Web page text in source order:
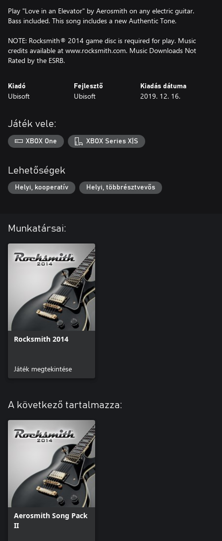
Play "Love in an Elevator" by Aerosmith on any electric guitar.
Bass included. This song includes a new Authentic Tone.
NOTE: Rocksmith® 2014 game disc is required for play. Music
credits available at www.rocksmith.com. Music Downloads Not
Rated by the ESRB.
Kiadó
Ubisoft
Fejlesztő
Ubisoft
Kiadás dátuma
2019. 12. 16.
Játék vele:
XBOX One XBOX Series X|S
Lehetőségek
Helyi, kooperatív Helyi, többrésztvevős
Munkatársai:
Rocksmith 2014
Játék megtekintése
A következő tartalmazza:
Aerosmith Song Pack
II